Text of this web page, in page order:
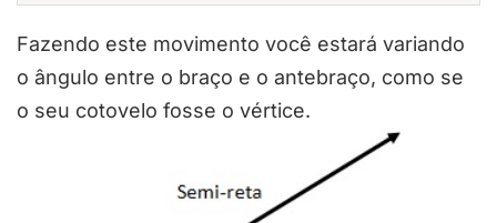
Fazendo este movimento você estará variando
o ângulo entre o braço e o antebraço, como se
o seu cotovelo fosse o vértice.